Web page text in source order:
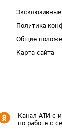
Политика
Общие
Карта сайта
Канал АТИ с
по работе с